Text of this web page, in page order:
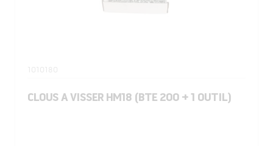
1010180
CLOUS A VISSER HM18 (BTE 200 + 1 OUTIL)